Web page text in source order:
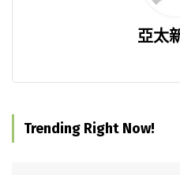
亞太
Trending Right Now!